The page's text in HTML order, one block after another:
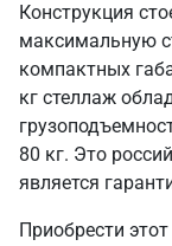
Конструкция
максимальную
компактных
кг стеллаж
80 кг. Это
является
Приобрести